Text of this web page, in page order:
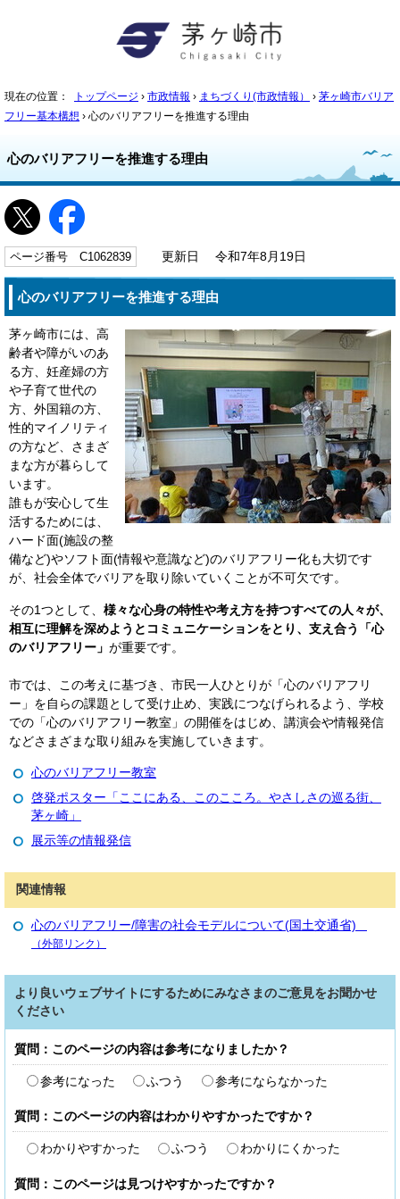
現在の位置： トップページ › 市政情報 › まちづくり(市政情報） › 茅ヶ崎市バリア
フリー基本構想 › 心のバリアフリーを推進する理由
心のバリアフリーを推進する理由
ページ番号 C1062839 更新日 令和7年8月19日
心のバリアフリーを推進する理由
茅ヶ崎市には、高
齢者や障がいのあ
る方、妊産婦の方
や子育て世代の
方、外国籍の方、
性的マイノリティ
の方など、さまざ
まな方が暮らして
います。
誰もが安心して生
活するためには、
ハード面(施設の整
備など)やソフト面(情報や意識など)のバリアフリー化も大切です
が、社会全体でバリアを取り除いていくことが不可欠です。
その1つとして、 様々な心身の特性や考え方を持つすべての人々が、
相互に理解を深めようとコミュニケーションをとり、支え合う「心
のバリアフリー」 が重要です。
市では、この考えに基づき、市民一人ひとりが「心のバリアフリ
ー」を自らの課題として受け止め、実践につなげられるよう、学校
での「心のバリアフリー教室」の開催をはじめ、講演会や情報発信
などさまざまな取り組みを実施していきます。
心のバリアフリー教室
啓発ポスター「ここにある、このこころ。やさしさの巡る街、
茅ヶ崎」
展示等の情報発信
関連情報
心のバリアフリー/障害の社会モデルについて(国土交通省)
（外部リンク）
より良いウェブサイトにするためにみなさまのご意見をお聞かせ
ください
質問：このページの内容は参考になりましたか？
参考になった ふつう 参考にならなかった
質問：このページの内容はわかりやすかったですか？
わかりやすかった ふつう わかりにくかった
質問：このページは見つけやすかったですか？